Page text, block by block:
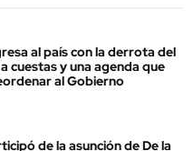
al país con la derrota del
cuestas y una agenda que
al Gobierno
de la asunción de De la